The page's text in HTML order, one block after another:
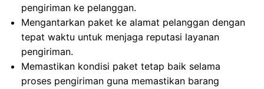
pengiriman ke pelanggan.
Mengantarkan paket ke alamat pelanggan dengan
tepat waktu untuk menjaga reputasi layanan
pengiriman.
Memastikan kondisi paket tetap baik selama
proses pengiriman guna memastikan barang